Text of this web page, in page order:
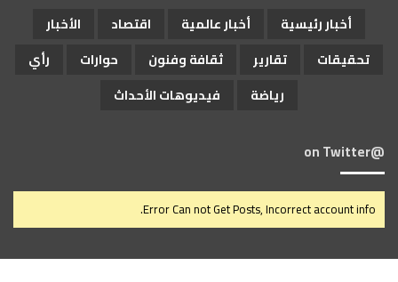
أخبار رئيسية أخبار عالمية اقتصاد
الأخبار
تحقيقات
تقارير ثقافة وفنون حوارات
رأي
رياضة
فيديوهات الأحداث
@on Twitter
Error Can not Get Posts, Incorrect account info.